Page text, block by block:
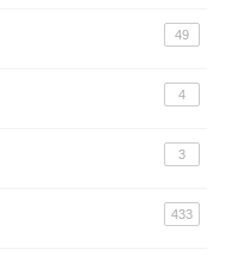
49
4
3
433